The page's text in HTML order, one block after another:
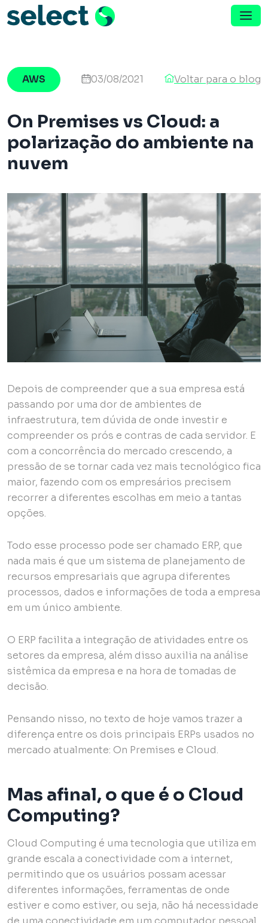
Menu de Navegação
AWS 03/08/2021 Voltar para o blog
On Premises vs Cloud: a
polarização do ambiente na
nuvem
Depois de compreender que a sua empresa está
passando por uma dor de ambientes de
infraestrutura, tem dúvida de onde investir e
compreender os prós e contras de cada servidor. E
com a concorrência do mercado crescendo, a
pressão de se tornar cada vez mais tecnológico fica
maior, fazendo com os empresários precisem
recorrer a diferentes escolhas em meio a tantas
opções.
Todo esse processo pode ser chamado ERP, que
nada mais é que um sistema de planejamento de
recursos empresariais que agrupa diferentes
processos, dados e informações de toda a empresa
em um único ambiente.
O ERP facilita a integração de atividades entre os
setores da empresa, além disso auxilia na análise
sistêmica da empresa e na hora de tomadas de
decisão.
Pensando nisso, no texto de hoje vamos trazer a
diferença entre os dois principais ERPs usados no
mercado atualmente: On Premises e Cloud.
Mas afinal, o que é o Cloud
Computing?
Cloud Computing é uma tecnologia que utiliza em
grande escala a conectividade com a internet,
permitindo que os usuários possam acessar
diferentes informações, ferramentas de onde
estiver e como estiver, ou seja, não há necessidade